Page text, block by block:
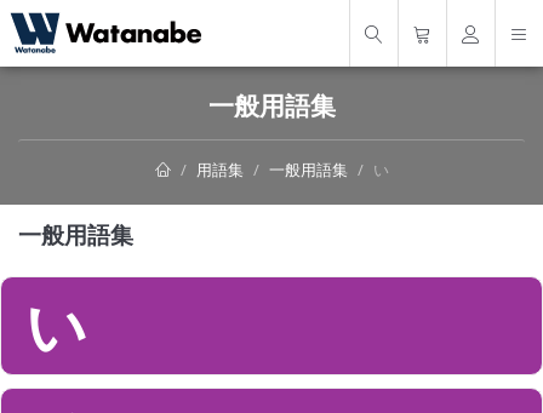
一般用語集
用語集 一般用語集 い
一般用語集
い